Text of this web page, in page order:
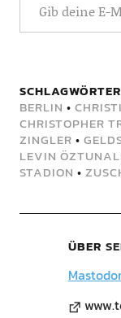
SCHLAGWÖRTER
BERLIN •
CHRISTOPHER
ZINGLER •
LEVIN
STADION •
ÜBER